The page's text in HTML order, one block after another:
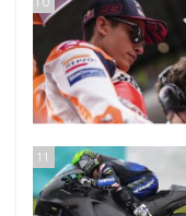
11